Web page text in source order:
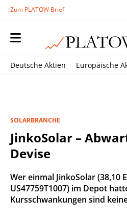
Zum PLATOW Brief
Deutsche Aktien Europäische
SOLARBRANCHE
JinkoSolar –
Devise
Wer einmal JinkoSolar (38,10
US47759T1007) im Depot
Kursschwankungen sind